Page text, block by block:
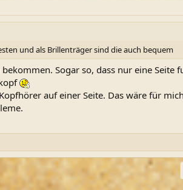
und als Brillenträger sind die auch bequem
Sogar so, dass nur eine
auf einer Seite. Das wäre für